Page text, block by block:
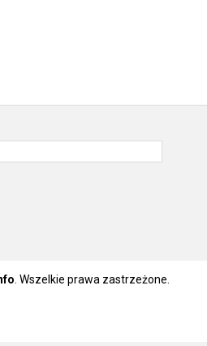
. Wszelkie prawa zastrzeżone.